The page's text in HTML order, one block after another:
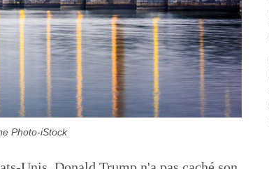
Photo-iStock